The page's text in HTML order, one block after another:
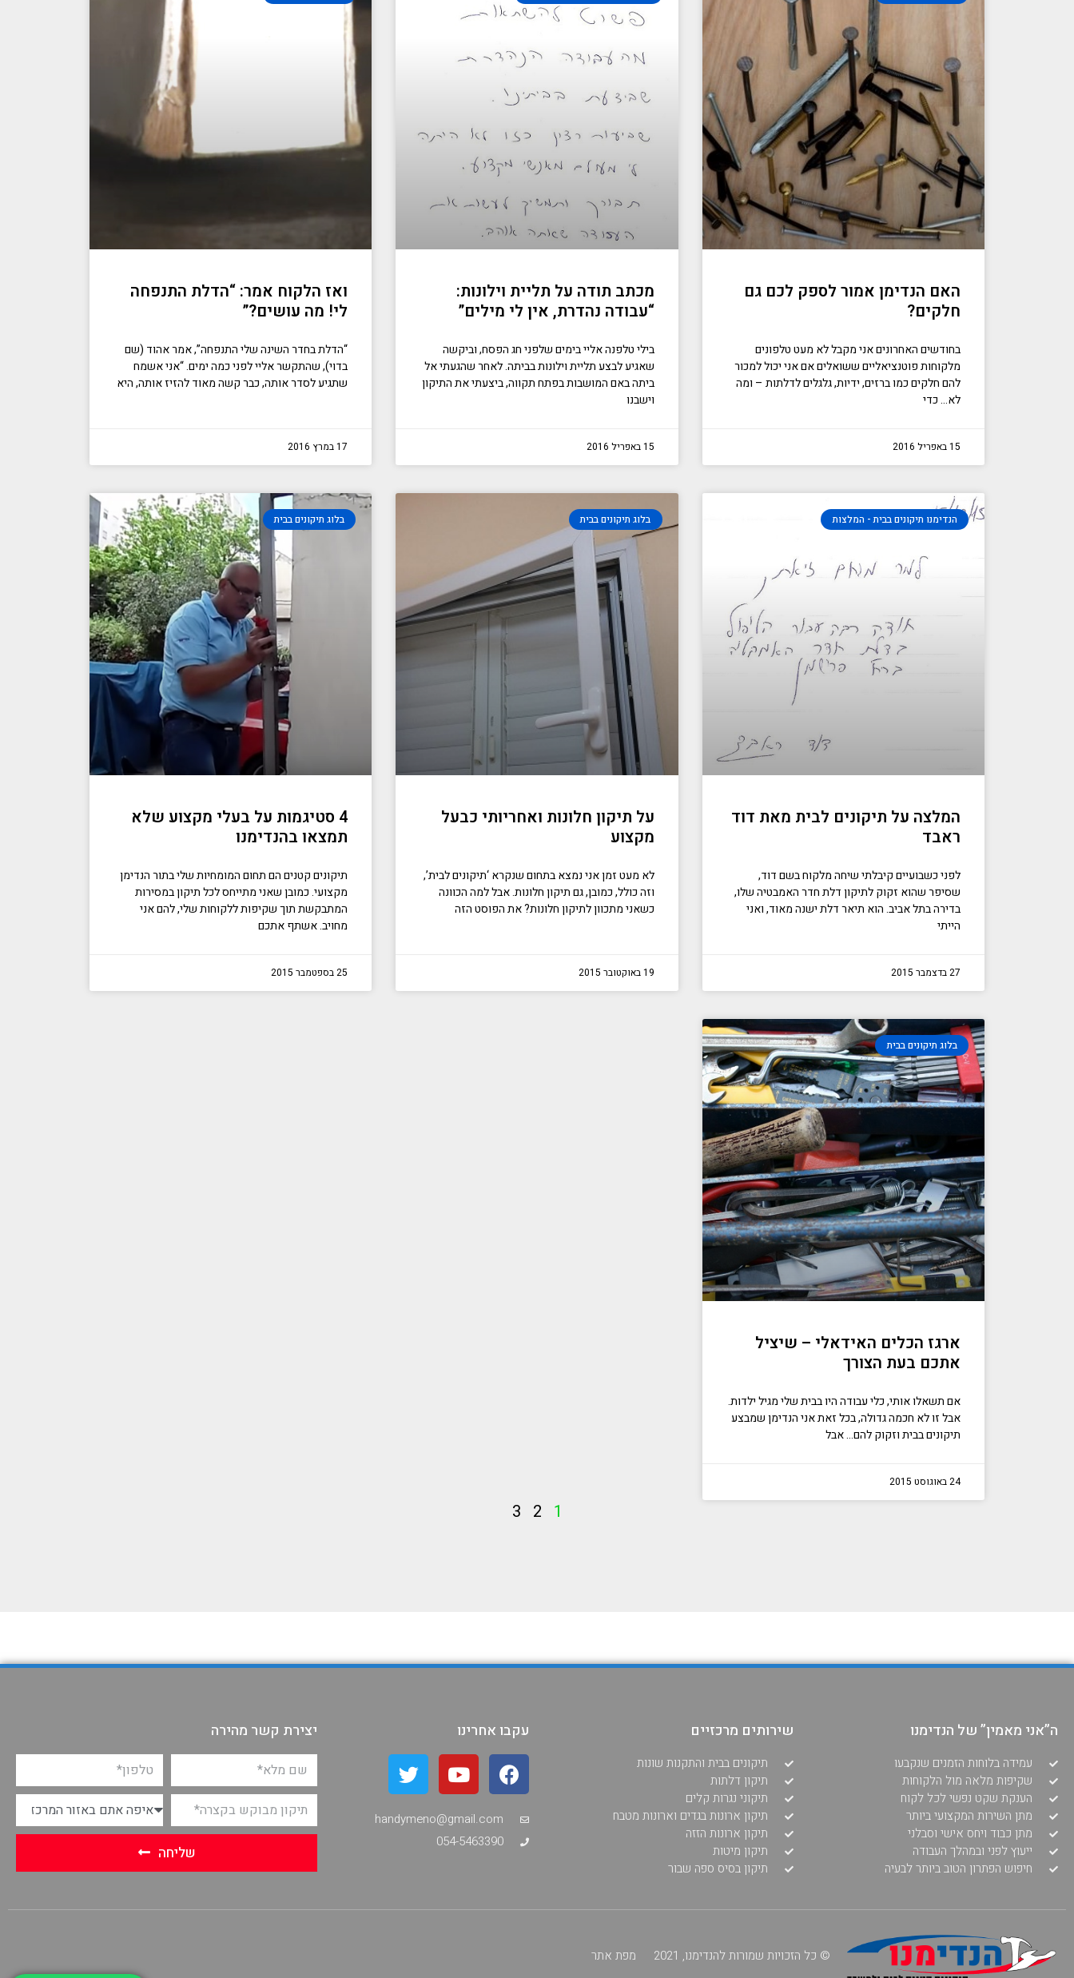
האם הנדימן אמור לספק לכם גם
חלקים?
בחודשים האחרונים אני מקבל לא מעט טלפונים
מלקוחות פוטנציאליים ששואלים אם אני יכול למכור
להם חלקים כמו ברזים, ידיות, גלגלים לדלתות – ומה
לא… כדי
15 באפריל 2016
מכתב תודה על תליית וילונות:
“עבודה נהדרת, אין לי מילים”
בילי טלפנה אליי בימים שלפני חג הפסח, וביקשה
שאגיע לבצע תליית וילונות בביתה. לאחר שהגעתי אל
ביתה באם המושבות בפתח תקווה, ביצעתי את התיקון
וישבנו
15 באפריל 2016
ואז הלקוח אמר: “הדלת התנפחה
לי! מה עושים?”
“הדלת בחדר השינה שלי התנפחה”, אמר אהוד (שם
בדוי), שהתקשר אליי לפני כמה ימים. “אני אשמח
שתגיע לסדר אותה, כבר קשה מאוד להזיז אותה, היא
17 במרץ 2016
הנדימנו תיקונים בבית - המלצות
המלצה על תיקונים לבית מאת דוד
ראבד
לפני כשבועיים קיבלתי שיחה מלקוח בשם דוד,
שסיפר שהוא זקוק לתיקון דלת חדר האמבטיה שלו,
בדירה בתל אביב. הוא תיאר דלת ישנה מאוד, ואני
הייתי
27 בדצמבר 2015
בלוג תיקונים בבית
על תיקון חלונות ואחריותי כבעל
מקצוע
לא מעט זמן אני נמצא בתחום שנקרא ‘תיקונים לבית’,
וזה כולל, כמובן, גם תיקון חלונות. אבל למה הכוונה
כשאני מתכוון לתיקון חלונות? את הפוסט הזה
19 באוקטובר 2015
בלוג תיקונים בבית
4 סטיגמות על בעלי מקצוע שלא
תמצאו בהנדימנו
תיקונים קטנים הם תחום המומחיות שלי בתור הנדימן
מקצועי. כמובן שאני מתייחס לכל תיקון במסירות
המתבקשת תוך שקיפות ללקוחות שלי, להם אני
מחויב. אשתף אתכם
25 בספטמבר 2015
בלוג תיקונים בבית
ארגז הכלים האידאלי – שיציל
אתכם בעת הצורך
אם תשאלו אותי, כלי עבודה היו בבית שלי מגיל ילדות.
אבל זו לא חכמה גדולה, בכל זאת אני הנדימן שמבצע
תיקונים בבית וזקוק להם… אבל
24 באוגוסט 2015
1
2
3
ה”אני מאמין” של הנדימנו
עמידה בלוחות הזמנים שנקבעו
שקיפות מלאה מול הלקוחות
הענקת שקט נפשי לכל לקוח
מתן השירות המקצועי ביותר
מתן כבוד ויחס אישי וסבלני
ייעוץ לפני ובמהלך העבודה
חיפוש הפתרון הטוב ביותר לבעיה
שירותים מרכזיים
תיקונים בבית והתקנות שונות
תיקון דלתות
תיקוני נגרות קלים
תיקון ארונות בגדים וארונות מטבח
תיקון ארונות הזזה
תיקון מיטות
תיקון בסיס ספה שבור
עקבו אחרינו
handymeno@gmail.com
054-5463390
יצירת קשר מהירה
שליחה
© כל הזכויות שמורות להנדימנו, 2021 מפת אתר